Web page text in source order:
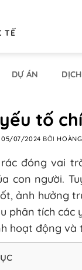
TẾ
DỰ ÁN
tố
05/07/2024 BỞI
đóng vai
con người.
ảnh hưởng
phân tích các
hoạt động và